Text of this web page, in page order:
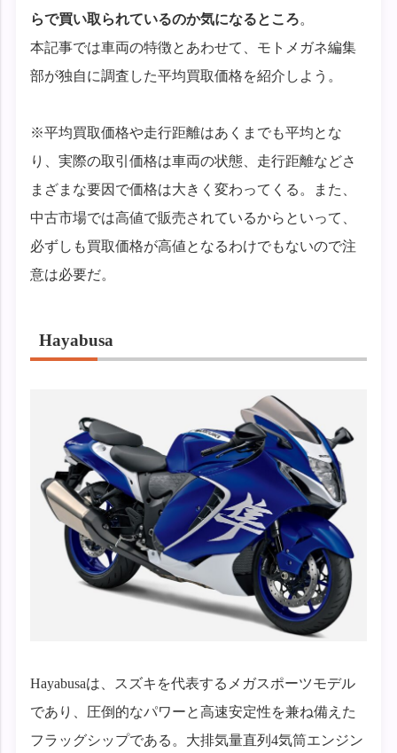
らで買い取られているのか気になるところ。
本記事では車両の特徴とあわせて、モトメガネ編集
部が独自に調査した平均買取価格を紹介しよう。
※平均買取価格や走行距離はあくまでも平均とな
り、実際の取引価格は車両の状態、走行距離などさ
まざまな要因で価格は大きく変わってくる。また、
中古市場では高値で販売されているからといって、
必ずしも買取価格が高値となるわけでもないので注
意は必要だ。
Hayabusa
Hayabusaは、スズキを代表するメガスポーツモデル
であり、圧倒的なパワーと高速安定性を兼ね備えた
フラッグシップである。大排気量直列4気筒エンジン